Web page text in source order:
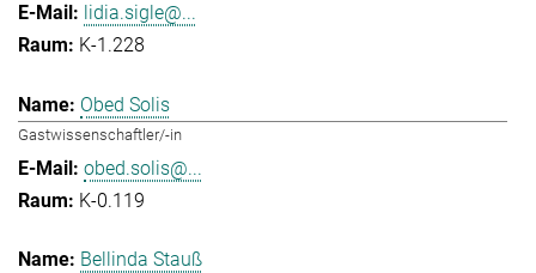
lidia.sigle@...
K-1.228
Obed Solis
Gastwissenschaftler/-in
obed.solis@...
K-0.119
Bellinda Stauß